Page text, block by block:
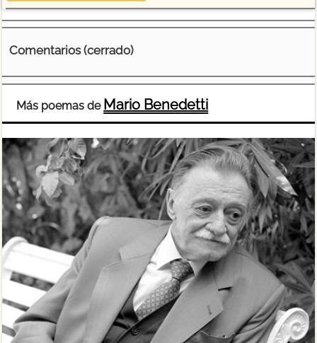
Comentarios (cerrado)
Más poemas de Mario Benedetti